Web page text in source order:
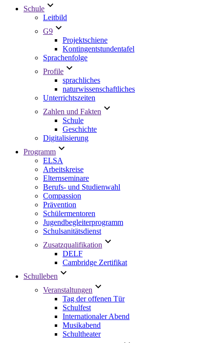
Schule
Leitbild
G9
Projektschiene
Kontingentstundentafel
Sprachenfolge
Profile
sprachliches
naturwissenschaftliches
Unterrichtszeiten
Zahlen und Fakten
Schule
Geschichte
Digitalisierung
Programm
ELSA
Arbeitskreise
Elternseminare
Berufs- und Studienwahl
Compassion
Prävention
Schülermentoren
Jugendbegleiterprogramm
Schulsanitätsdienst
Zusatzqualifikation
DELF
Cambridge Zertifikat
Schulleben
Veranstaltungen
Tag der offenen Tür
Schulfest
Internationaler Abend
Musikabend
Schultheater